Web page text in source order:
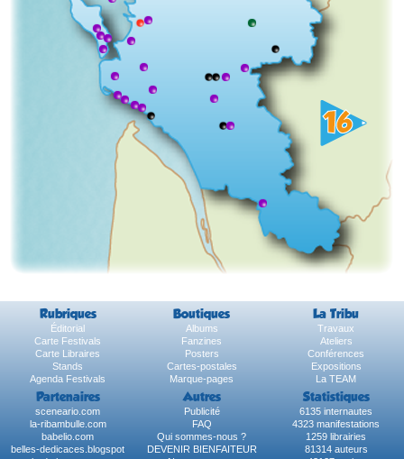
Rubriques Boutiques La Tribu
Éditorial Albums
Travaux
Carte Festivals
Fanzines
Ateliers
Carte Libraires
Posters
Conférences
Stands
Cartes-postales
Expositions
Agenda Festivals
Marque-pages La TEAM
Partenaires Autres Statistiques
sceneario.com Publicité
6135 internautes
la-ribambulle.com
FAQ
4323 manifestations
babelio.com
Qui sommes-nous ?
1259 librairies
belles-dedicaces.blogspot
DEVENIR BIENFAITEUR
81314 auteurs